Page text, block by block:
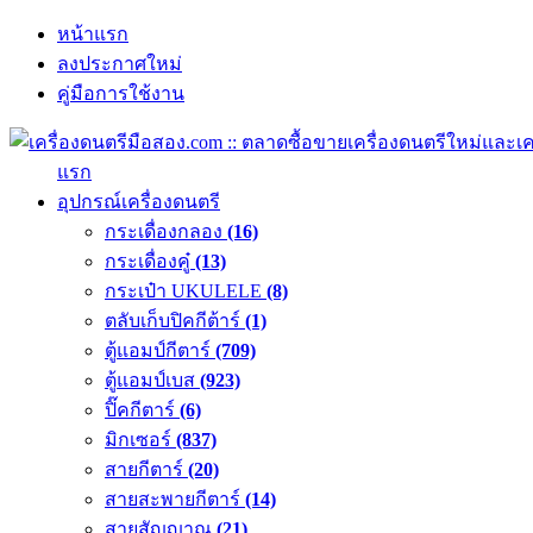
หน้าแรก
ลงประกาศใหม่
คู่มือการใช้งาน
แรก
อุปกรณ์เครื่องดนตรี
กระเดื่องกลอง (16)
กระเดื่องคู๋ (13)
กระเป๋า UKULELE (8)
ตลับเก็บปิคกีต้าร์ (1)
ตู้แอมป์กีตาร์ (709)
ตู้แอมป์เบส (923)
ปิ๊คกีตาร์ (6)
มิกเซอร์ (837)
สายกีตาร์ (20)
สายสะพายกีตาร์ (14)
สายสัญญาณ (21)